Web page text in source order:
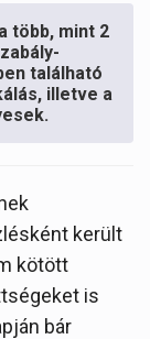
több, mint 2
található
illetve a
került
kötött
is
bár